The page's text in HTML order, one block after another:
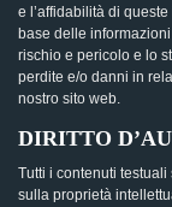
e l’affidabilità di
base delle
rischio e pericolo e lo
perdite e/o danni in
nostro sito web.
DIRITTO
Tutti i contenuti
sulla proprietà